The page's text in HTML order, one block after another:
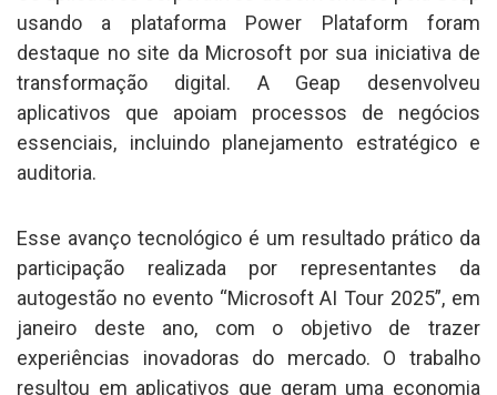
usando a plataforma Power Plataform foram
destaque no site da Microsoft por sua iniciativa de
transformação digital. A Geap desenvolveu
aplicativos que apoiam processos de negócios
essenciais, incluindo planejamento estratégico e
auditoria.
Esse avanço tecnológico é um resultado prático da
participação realizada por representantes da
autogestão no evento “Microsoft AI Tour 2025”, em
janeiro deste ano, com o objetivo de trazer
experiências inovadoras do mercado. O trabalho
resultou em aplicativos que geram uma economia